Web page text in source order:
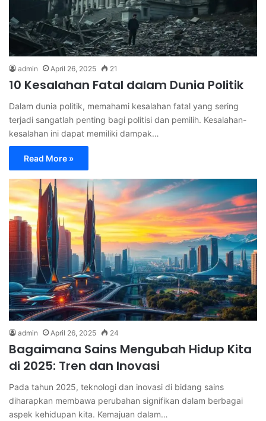
admin April 26, 2025 21
10 Kesalahan Fatal dalam Dunia Politik
Dalam dunia politik, memahami kesalahan fatal yang sering
terjadi sangatlah penting bagi politisi dan pemilih. Kesalahan-
kesalahan ini dapat memiliki dampak…
Read More »
admin April 26, 2025 24
Bagaimana Sains Mengubah Hidup Kita
di 2025: Tren dan Inovasi
Pada tahun 2025, teknologi dan inovasi di bidang sains
diharapkan membawa perubahan signifikan dalam berbagai
aspek kehidupan kita. Kemajuan dalam…